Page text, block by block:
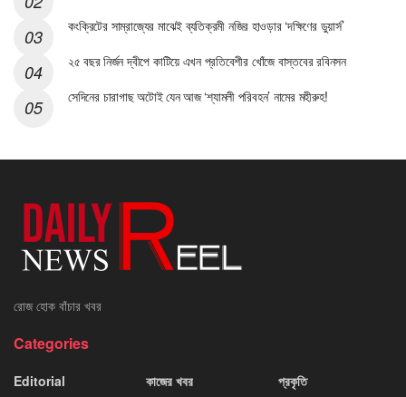
কংক্রিটের সাম্রাজ্যের মাঝেই ব্যতিক্রমী নজির হাওড়ার ‘দক্ষিণের ডুয়ার্স’
২৫ বছর নির্জন দ্বীপে কাটিয়ে এখন প্রতিবেশীর খোঁজে বাস্তবের রবিনসন
সেদিনের চারাগাছ অটোই যেন আজ ‘শ্যামলী পরিবহন’ নামের মহীরুহ!
রোজ হোক বাঁচার খবর
Categories
Editorial
কাজের খবর
প্রকৃতি